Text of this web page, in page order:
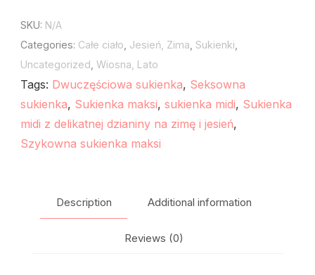
SKU: N/A
Categories: Całe ciało Jesień, Zima Sukienki
Uncategorized Wiosna, Lato
Tags: Dwuczęściowa sukienka, Seksowna
sukienka, Sukienka maksi, sukienka midi, Sukienka
midi z delikatnej dzianiny na zimę i jesień,
Szykowna sukienka maksi
Description Additional information
Reviews (0)